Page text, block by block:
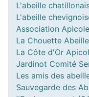
L'abeille
L'abeille
Association
La Chouette Abeille
La Côte d'Or
Jardinot Comité
Les amis des
Sauvegarde des